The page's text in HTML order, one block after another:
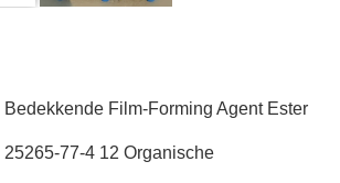
Bedekkende Film-Forming Agent Ester
77-4 12 Organische